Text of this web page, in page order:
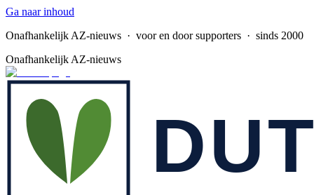
Ga naar inhoud
Onafhankelijk AZ-nieuws · voor en door supporters · sinds 2000
Onafhankelijk AZ-nieuws